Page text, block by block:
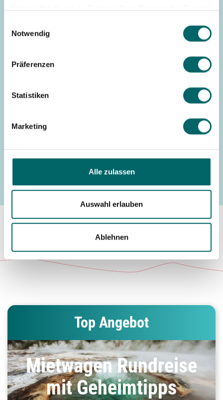
Notwendig
Präferenzen
Statistiken
Marketing
Alle zulassen
Auswahl erlauben
Ablehnen
Kulturelles
Entdecken Sie die Art & Design Szene
Anfrageformular
Top Angebot
Mietwagen Rundreise
mit Geheimtipps